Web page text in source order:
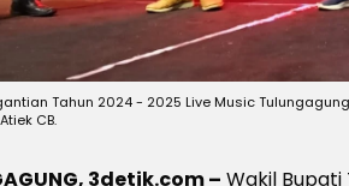
Tahun 2024 - 2025 Live Music
CB.
3detik.com – Wakil